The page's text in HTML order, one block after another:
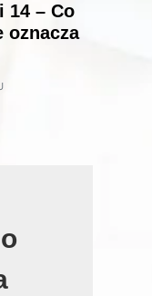
14 – Co
oznacza